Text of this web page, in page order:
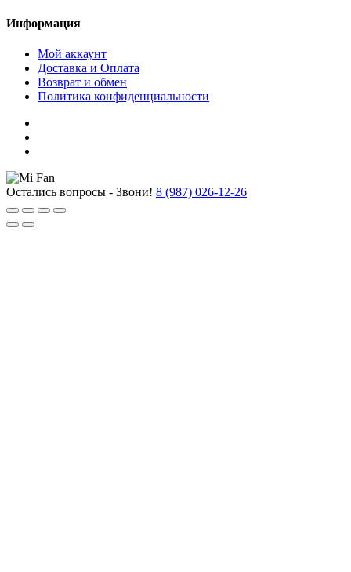
Информация
Мой аккаунт
Доставка и Оплата
Возврат и обмен
Политика конфиденциальности
Остались вопросы - Звони! 8 (987) 026-12-26